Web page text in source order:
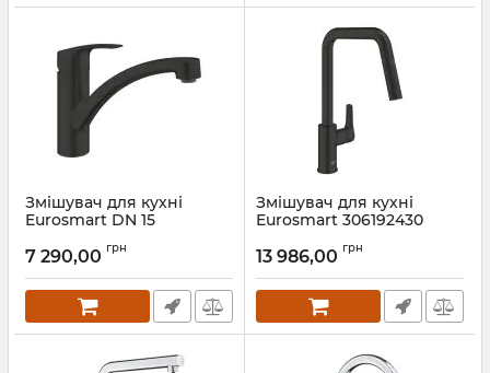
Змішувач для кухні
Eurosmart DN 15
Артикул:332812433
7 290,00 грн
Змішувач для кухні
Eurosmart 306192430
Артикул:306192430
13 986,00 грн